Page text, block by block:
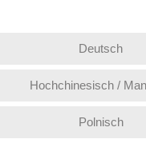
Deutsch
Hochchinesisch /
Polnisch